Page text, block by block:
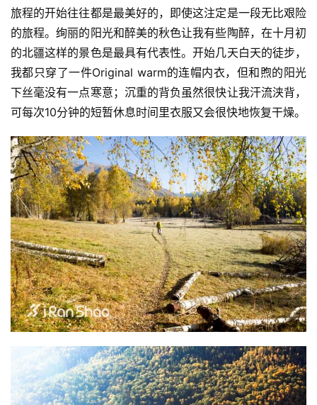
旅程的开始往往都是最美好的，即使这注定是一段无比艰险
的旅程。绚丽的阳光和醉美的秋色让我有些陶醉，在十月初
的北疆这样的景色是最具有代表性。开始几天白天的徒步，
我都只穿了一件Original warm的连帽内衣，但和煦的阳光
下丝毫没有一点寒意；沉重的背负虽然很快让我汗流浃背，
可每次10分钟的短暂休息时间里衣服又会很快地恢复干燥。